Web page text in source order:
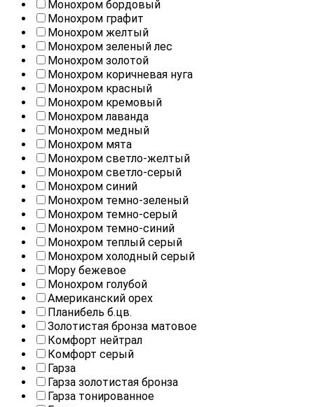
Монохром бордовый
Монохром графит
Монохром желтый
Монохром зеленый лес
Монохром золотой
Монохром коричневая нуга
Монохром красный
Монохром кремовый
Монохром лаванда
Монохром медный
Монохром мята
Монохром светло-желтый
Монохром светло-серый
Монохром синий
Монохром темно-зеленый
Монохром темно-серый
Монохром темно-синий
Монохром теплый серый
Монохром холодный серый
Мору бежевое
Монохром голубой
Американский орех
Планибель б.цв.
Золотистая бронза матовое
Комфорт нейтрал
Комфорт серый
Гарза
Гарза золотистая бронза
Гарза тонированное